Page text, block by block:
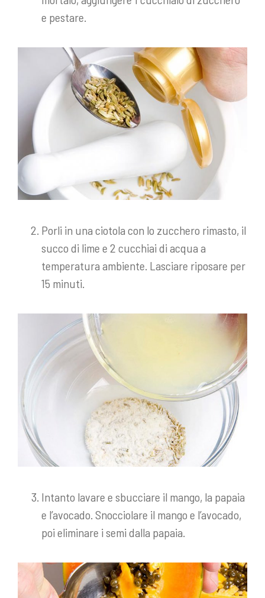
e pestare.
Porli in una ciotola con lo zucchero rimasto, il
succo di lime e 2 cucchiai di acqua a
temperatura ambiente. Lasciare riposare per
15 minuti.
Intanto lavare e sbucciare il mango, la papaia
e l’avocado. Snocciolare il mango e l’avocado,
poi eliminare i semi dalla papaia.